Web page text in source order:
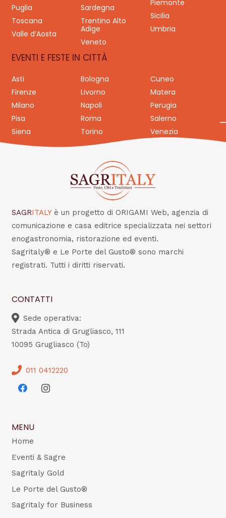
Piemonte
Puglia
Sardegna
Sicilia
Toscana
Trentino Alto
Adige
Umbria
Valle d’Aosta
Veneto
EVENTI E FESTE IN CITTÀ
Asti Bologna
Cuneo
Firenze
Livorno
Matera
Milano
Napoli
Perugia
Pisa
Roma
Salerno
Siena
Torino Venezia
SAGRITALY è un progetto di ORIGAMI Web, agenzia di
comunicazione e casa editrice specializzata nei settori
enogastronomia, ristorazione ed eventi.
Sagritaly® e Le Porte del Gusto® sono marchi
registrati. Tutti i diritti riservati.
CONTATTI
Sede operativa:
Strada Antica di Grugliasco, 111
10095 Grugliasco (To)
011 0412220
MENU
Home
Eventi & Sagre
Sagritaly Gold
Le Porte del Gusto®
Sagritaly for Business